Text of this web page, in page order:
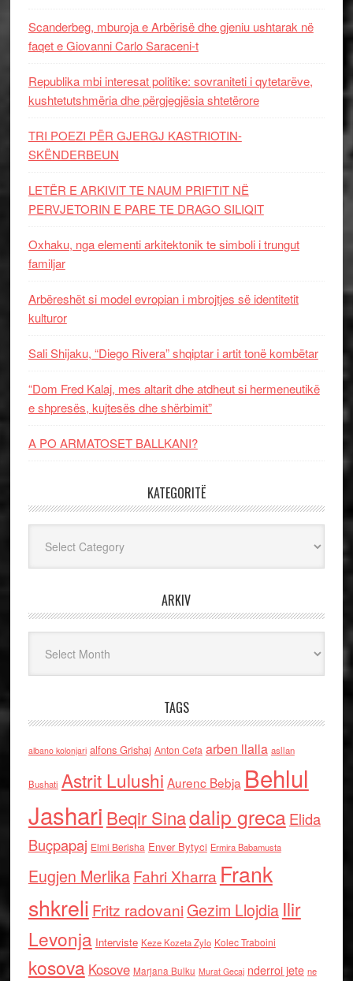
Scanderbeg, mburoja e Arbërisë dhe gjeniu ushtarak në
faqet e Giovanni Carlo Saraceni-t
Republika mbi interesat politike: sovraniteti i qytetarëve,
kushtetutshmëria dhe përgjegjësia shtetërore
TRI POEZI PËR GJERGJ KASTRIOTIN-
SKËNDERBEUN
LETËR E ARKIVIT TE NAUM PRIFTIT NË
PERVJETORIN E PARE TE DRAGO SILIQIT
Oxhaku, nga elementi arkitektonik te simboli i trungut
familjar
Arbëreshët si model evropian i mbrojtjes së identitetit
kulturor
Sali Shijaku, “Diego Rivera” shqiptar i artit tonë kombëtar
“Dom Fred Kalaj, mes altarit dhe atdheut si hermeneutikë
e shpresës, kujtesës dhe shërbimit”
A PO ARMATOSET BALLKANI?
KATEGORITË
ARKIV
TAGS
albano kolonjari alfons Grishaj Anton Cefa arben llalla asllan
Bushati Astrit Lulushi Aurenc Bebja Behlul
Jashari Beqir Sinadalip grecaElida
Buçpapaj Elmi Berisha Enver Bytyci Ermira Babamusta
Eugjen MerlikaFahri Xharra Frank
shkreli Fritz radovaniGezim Llojdia Ilir
Levonja Interviste Keze Kozeta Zylo Kolec Traboini
kosova Kosove Marjana Bulku Murat Gecaj nderroi jete ne